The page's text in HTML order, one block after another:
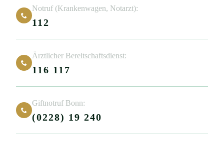
Notruf (Kranken­wagen, Notarzt):
112
Ärztlicher Bereitschaftsdienst:
116 117
Giftnotruf Bonn:
(0228) 19 240